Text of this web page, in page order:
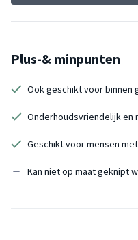
Plus-& minpunten
Ook geschikt voor binnen
Onderhoudsvriendelijk en
Geschikt voor mensen
Kan niet op maat geknipt